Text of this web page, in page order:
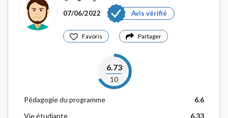
07/06/2022
Avis vérifié
Favoris Partager
6.73
10
Pédagogie du programme
6.6
Vie étudiante
6.33